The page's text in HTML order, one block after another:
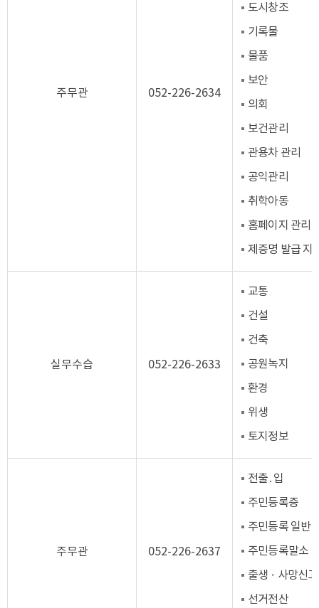
주무관 052-226-2634
도시창조
기록물
물품
보안
의회
보건관리
관용차 관리
공익관리
취학아동
홈페이지 관리
제증명 발급 지
실무수습 052-226-2633
교통
건설
건축
공원녹지
환경
위생
토지정보
주무관 052-226-2637
전출․입
주민등록증
주민등록 일반
주민등록말소
출생ㆍ사망신고
선거전산